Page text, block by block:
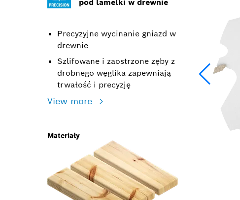
pod lamelki w drewnie
Precyzyjne wycinanie gniazd w
drewnie
Szlifowane i zaostrzone zęby z
drobnego węglika zapewniają
trwałość i precyzję
View more
Materiały